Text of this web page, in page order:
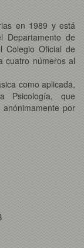
en 1989 y está
Departamento de
Colegio Oficial de
cuatro números al
como aplicada,
Psicología, que
por